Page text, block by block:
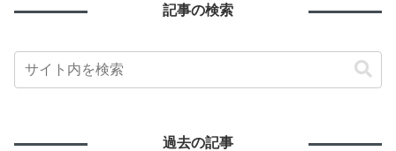
記事の検索
過去の記事